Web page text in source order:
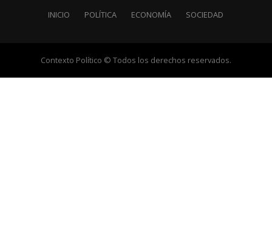
INICIO POLÍTICA ECONOMÍA SOCIEDAD
Contexto Político © Todos los derechos reservados.